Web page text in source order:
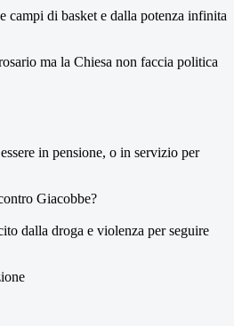
campi di basket e dalla potenza infinita
ma la Chiesa non faccia politica
in pensione, o in servizio per
Giacobbe?
dalla droga e violenza per seguire